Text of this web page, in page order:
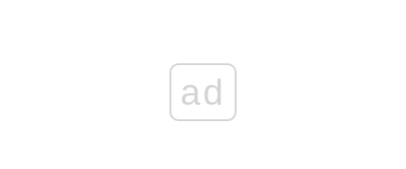
ad